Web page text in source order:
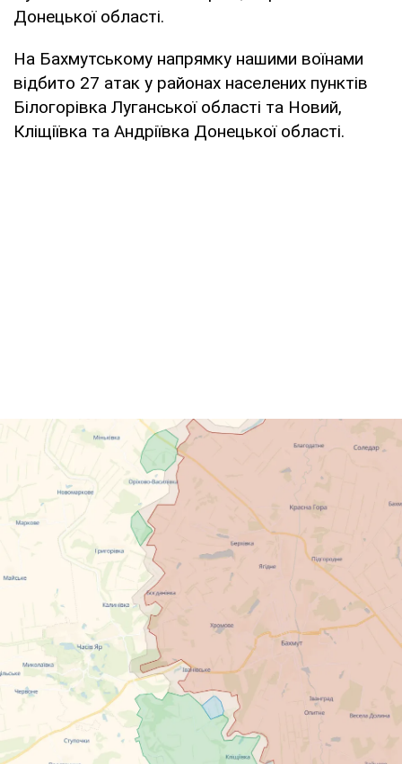
Донецької області.
На Бахмутському напрямку нашими воїнами
відбито 27 атак у районах населених пунктів
Білогорівка Луганської області та Новий,
Кліщіївка та Андріївка Донецької області.